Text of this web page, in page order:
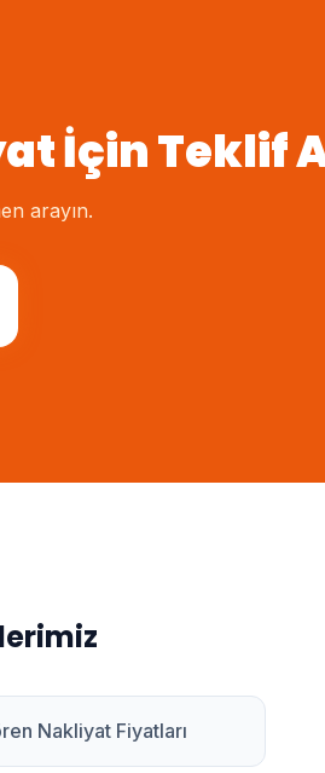
İçin Teklif
arayın.
Nakliyat Fiyatları